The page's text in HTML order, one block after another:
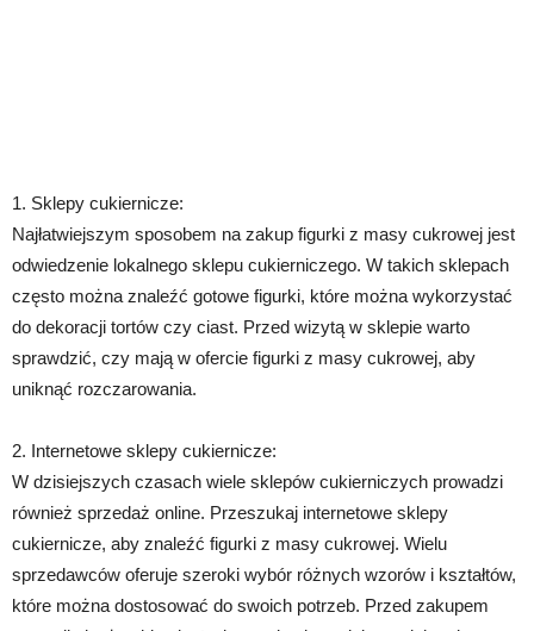
1. Sklepy cukiernicze:
Najłatwiejszym sposobem na zakup figurki z masy cukrowej jest
odwiedzenie lokalnego sklepu cukierniczego. W takich sklepach
często można znaleźć gotowe figurki, które można wykorzystać
do dekoracji tortów czy ciast. Przed wizytą w sklepie warto
sprawdzić, czy mają w ofercie figurki z masy cukrowej, aby
uniknąć rozczarowania.
2. Internetowe sklepy cukiernicze:
W dzisiejszych czasach wiele sklepów cukierniczych prowadzi
również sprzedaż online. Przeszukaj internetowe sklepy
cukiernicze, aby znaleźć figurki z masy cukrowej. Wielu
sprzedawców oferuje szeroki wybór różnych wzorów i kształtów,
które można dostosować do swoich potrzeb. Przed zakupem